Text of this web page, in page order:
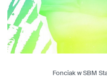
Fonciak w SBM